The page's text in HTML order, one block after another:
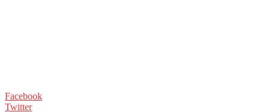
Facebook
Twitter